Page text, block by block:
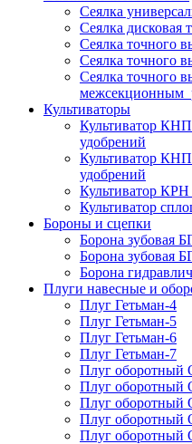
Сеялка
Сеялка дисковая
Сеялка точного
Сеялка точного
Сеялка точного
межсекционным
Культиваторы
Культиватор
удобрений
Культиватор
удобрений
Культиватор
Культиватор
Бороны и сцепки
Борона зубовая
Борона зубовая
Борона
Плуги навесные и
Плуг Гетьман-4
Плуг Гетьман-5
Плуг Гетьман-6
Плуг Гетьман-7
Плуг
Плуг
Плуг
Плуг
Плуг